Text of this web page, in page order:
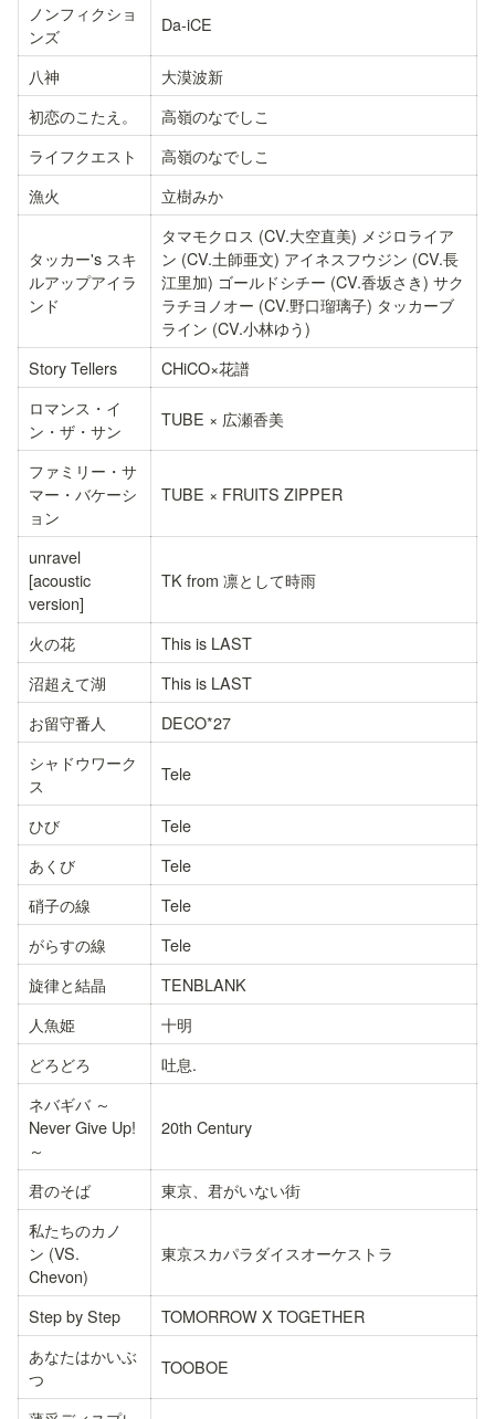
ノンフィクショ
ンズ
Da-iCE
八神
大漠波新
初恋のこたえ。
高嶺のなでしこ
ライフクエスト
高嶺のなでしこ
漁火
立樹みか
タッカー's スキ
ルアップアイラ
ンド
タマモクロス (CV.大空直美) メジロライア
ン (CV.土師亜文) アイネスフウジン (CV.長
江里加) ゴールドシチー (CV.香坂さき) サク
ラチヨノオー (CV.野口瑠璃子) タッカーブ
ライン (CV.小林ゆう)
Story Tellers
CHiCO×花譜
ロマンス・イ
ン・ザ・サン
TUBE × 広瀬香美
ファミリー・サ
マー・バケーシ
ョン
TUBE × FRUITS ZIPPER
unravel
[acoustic
version]
TK from 凛として時雨
火の花
This is LAST
沼超えて湖
This is LAST
お留守番人
DECO*27
シャドウワーク
ス
Tele
ひび
Tele
あくび
Tele
硝子の線
Tele
がらすの線
Tele
旋律と結晶
TENBLANK
人魚姫
十明
どろどろ
吐息.
ネバギバ ～
Never Give Up!
～
20th Century
君のそば
東京、君がいない街
私たちのカノ
ン (VS.
Chevon)
東京スカパラダイスオーケストラ
Step by Step
TOMORROW X TOGETHER
あなたはかいぶ
つ
TOOBOE